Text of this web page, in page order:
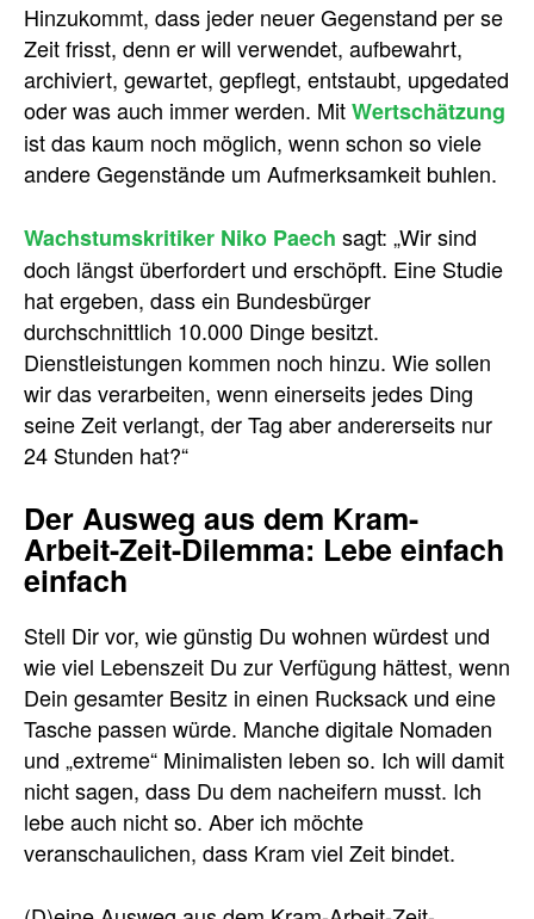
Hinzukommt, dass jeder neuer Gegenstand per se
Zeit frisst, denn er will verwendet, aufbewahrt,
archiviert, gewartet, gepflegt, entstaubt, upgedated
oder was auch immer werden. MitWertschätzung
ist das kaum noch möglich, wenn schon so viele
andere Gegenstände um Aufmerksamkeit buhlen.
Wachstumskritiker Niko Paech sagt: „Wir sind
doch längst überfordert und erschöpft. Eine Studie
hat ergeben, dass ein Bundesbürger
durchschnittlich 10.000 Dinge besitzt.
Dienstleistungen kommen noch hinzu. Wie sollen
wir das verarbeiten, wenn einerseits jedes Ding
seine Zeit verlangt, der Tag aber andererseits nur
24 Stunden hat?“
Der Ausweg aus dem Kram-
Arbeit-Zeit-Dilemma: Lebe einfach
einfach
Stell Dir vor, wie günstig Du wohnen würdest und
wie viel Lebenszeit Du zur Verfügung hättest, wenn
Dein gesamter Besitz in einen Rucksack und eine
Tasche passen würde. Manche digitale Nomaden
und „extreme“ Minimalisten leben so. Ich will damit
nicht sagen, dass Du dem nacheifern musst. Ich
lebe auch nicht so. Aber ich möchte
veranschaulichen, dass Kram viel Zeit bindet.